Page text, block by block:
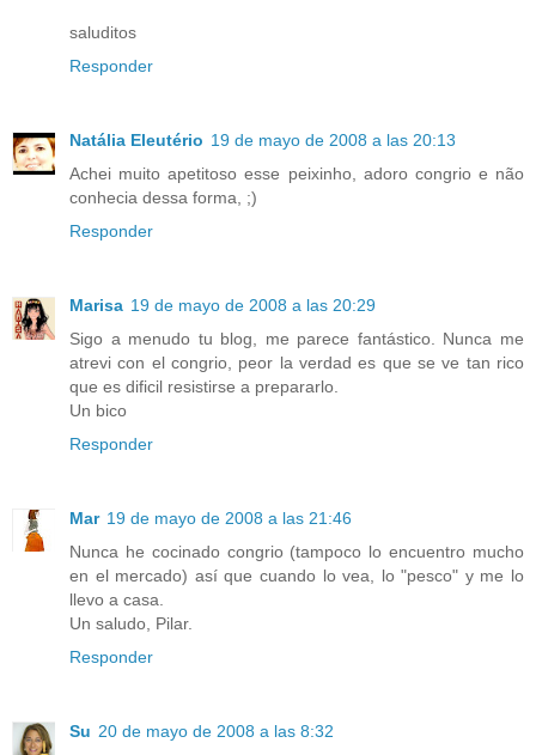
saluditos
Responder
Natália Eleutério 19 de mayo de 2008 a las 20:13
Achei muito apetitoso esse peixinho, adoro congrio e não
conhecia dessa forma, ;)
Responder
Marisa 19 de mayo de 2008 a las 20:29
Sigo a menudo tu blog, me parece fantástico. Nunca me
atrevi con el congrio, peor la verdad es que se ve tan rico
que es dificil resistirse a prepararlo.
Un bico
Responder
Mar 19 de mayo de 2008 a las 21:46
Nunca he cocinado congrio (tampoco lo encuentro mucho
en el mercado) así que cuando lo vea, lo "pesco" y me lo
llevo a casa.
Un saludo, Pilar.
Responder
Su 20 de mayo de 2008 a las 8:32